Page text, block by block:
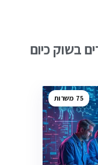
בשוק כיום
75